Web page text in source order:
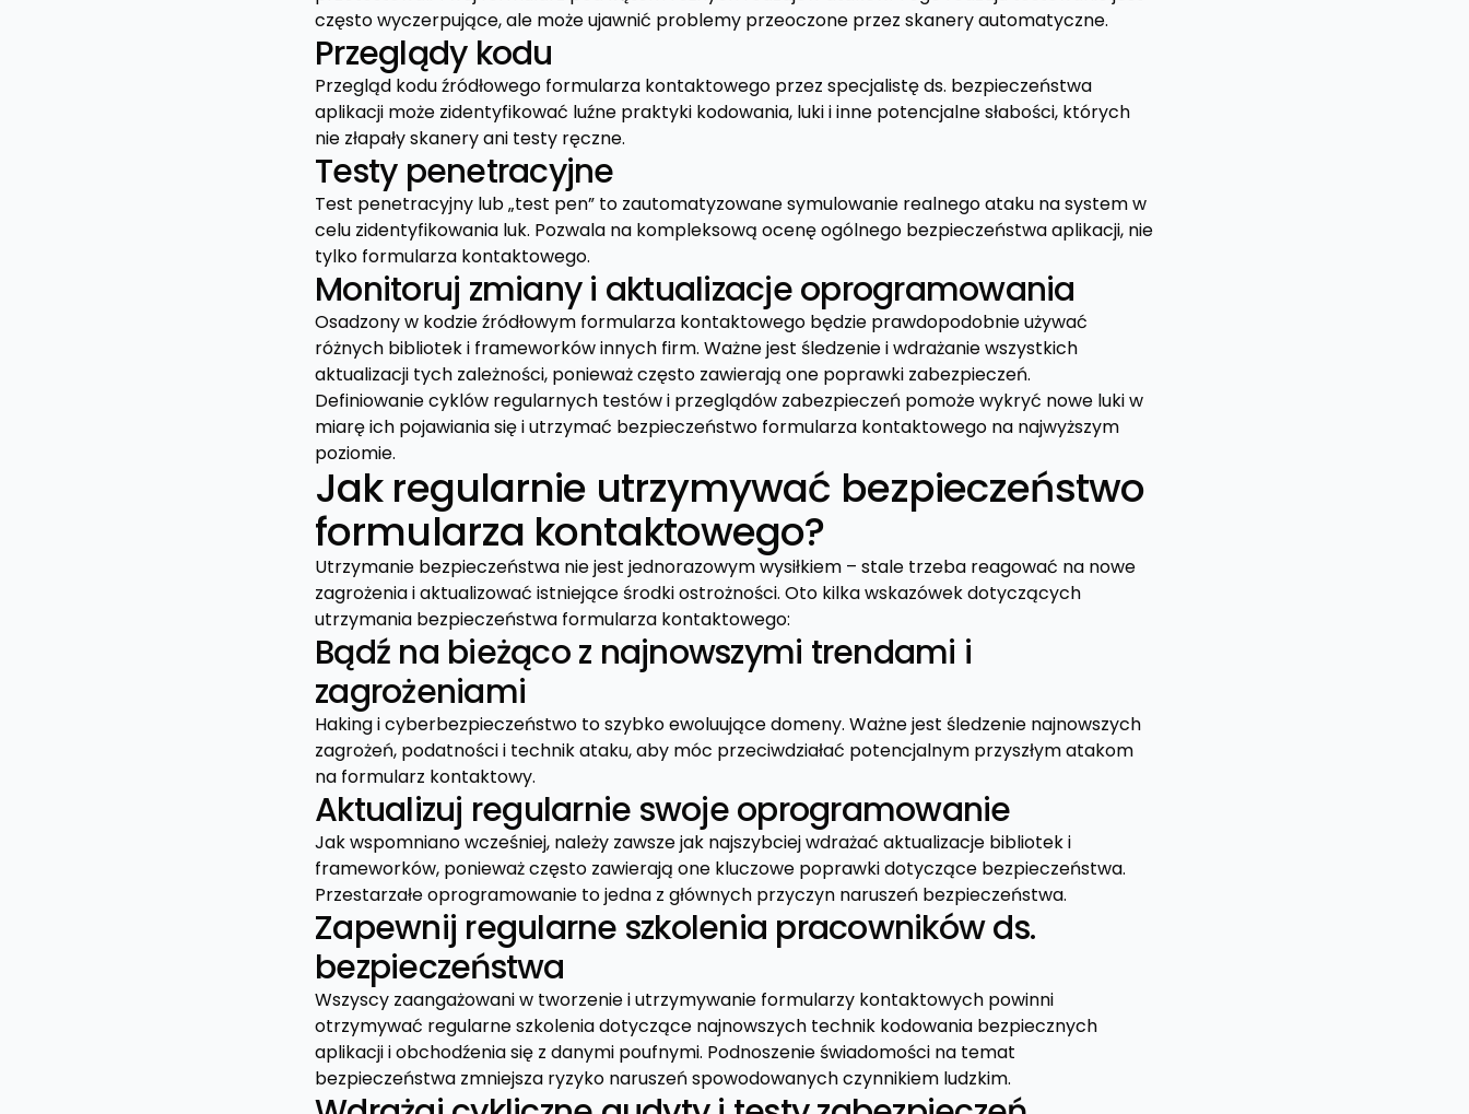
często wyczerpujące, ale może ujawnić problemy przeoczone przez skanery automatyczne.
Przeglądy kodu
Przegląd kodu źródłowego formularza kontaktowego przez specjalistę ds. bezpieczeństwa
aplikacji może zidentyfikować luźne praktyki kodowania, luki i inne potencjalne słabości, których
nie złapały skanery ani testy ręczne.
Testy penetracyjne
Test penetracyjny lub „test pen” to zautomatyzowane symulowanie realnego ataku na system w
celu zidentyfikowania luk. Pozwala na kompleksową ocenę ogólnego bezpieczeństwa aplikacji, nie
tylko formularza kontaktowego.
Monitoruj zmiany i aktualizacje oprogramowania
Osadzony w kodzie źródłowym formularza kontaktowego będzie prawdopodobnie używać
różnych bibliotek i frameworków innych firm. Ważne jest śledzenie i wdrażanie wszystkich
aktualizacji tych zależności, ponieważ często zawierają one poprawki zabezpieczeń.
Definiowanie cyklów regularnych testów i przeglądów zabezpieczeń pomoże wykryć nowe luki w
miarę ich pojawiania się i utrzymać bezpieczeństwo formularza kontaktowego na najwyższym
poziomie.
Jak regularnie utrzymywać bezpieczeństwo
formularza kontaktowego?
Utrzymanie bezpieczeństwa nie jest jednorazowym wysiłkiem – stale trzeba reagować na nowe
zagrożenia i aktualizować istniejące środki ostrożności. Oto kilka wskazówek dotyczących
utrzymania bezpieczeństwa formularza kontaktowego:
Bądź na bieżąco z najnowszymi trendami i
zagrożeniami
Haking i cyberbezpieczeństwo to szybko ewoluujące domeny. Ważne jest śledzenie najnowszych
zagrożeń, podatności i technik ataku, aby móc przeciwdziałać potencjalnym przyszłym atakom
na formularz kontaktowy.
Aktualizuj regularnie swoje oprogramowanie
Jak wspomniano wcześniej, należy zawsze jak najszybciej wdrażać aktualizacje bibliotek i
frameworków, ponieważ często zawierają one kluczowe poprawki dotyczące bezpieczeństwa.
Przestarzałe oprogramowanie to jedna z głównych przyczyn naruszeń bezpieczeństwa.
Zapewnij regularne szkolenia pracowników ds.
bezpieczeństwa
Wszyscy zaangażowani w tworzenie i utrzymywanie formularzy kontaktowych powinni
otrzymywać regularne szkolenia dotyczące najnowszych technik kodowania bezpiecznych
aplikacji i obchodźenia się z danymi poufnymi. Podnoszenie świadomości na temat
bezpieczeństwa zmniejsza ryzyko naruszeń spowodowanych czynnikiem ludzkim.